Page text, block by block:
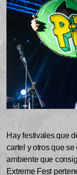
Hay festivales que
cartel y otros que
ambiente que
Extreme Fest